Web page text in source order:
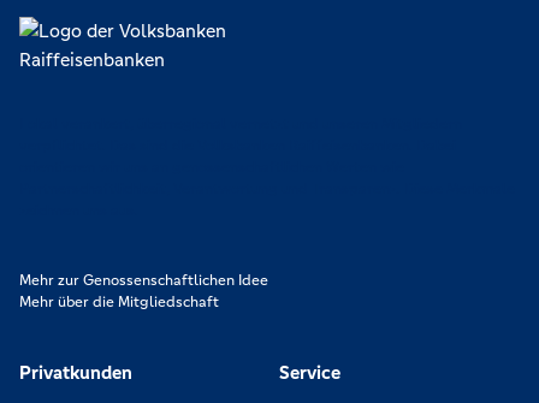
Mehr zur Genossenschaftlichen Idee
Mehr über die Mitgliedschaft
Privatkunden Service